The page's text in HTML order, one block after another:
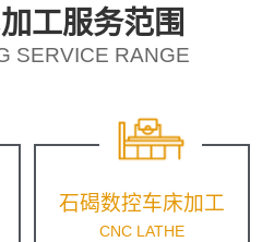
工服务范围
SERVICE RANGE
石碣数控车床加工
CNC LATHE